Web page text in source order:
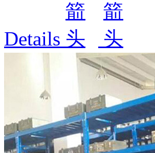
Details